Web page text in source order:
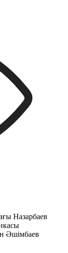
Назарбаев
Әшімбаев